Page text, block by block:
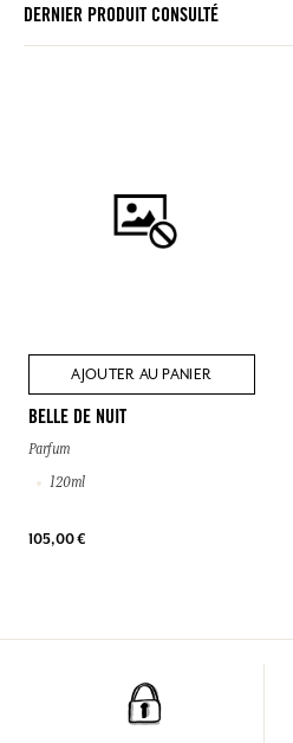
DERNIER PRODUIT CONSULTÉ
AJOUTER AU PANIER
BELLE DE NUIT
Parfum
120ml
105,00 €